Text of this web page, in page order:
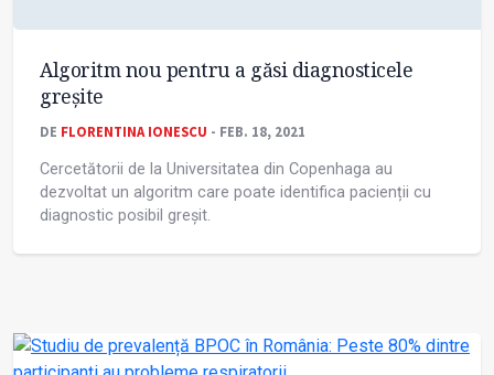
Algoritm nou pentru a găsi diagnosticele
greșite
DE FLORENTINA IONESCU - FEB. 18, 2021
Cercetătorii de la Universitatea din Copenhaga au
dezvoltat un algoritm care poate identifica pacienții cu
diagnostic posibil greșit.